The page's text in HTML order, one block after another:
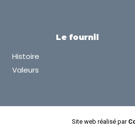
Le fournil
Histoire
Valeurs
Site web réalisé par